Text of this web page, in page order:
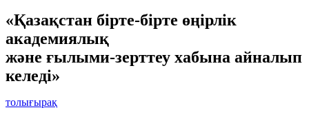
«Қазақстан бірте-бірте өңірлік
академиялық
және ғылыми-зерттеу хабына айналып
келеді»
толығырақ